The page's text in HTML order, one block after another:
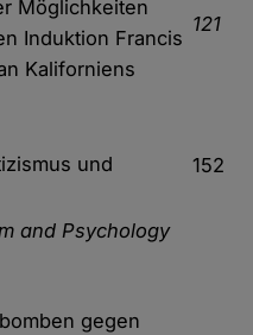
Möglichkeiten
Induktion Francis
Kaliforniens
121
und
152
and Psychology
gegen